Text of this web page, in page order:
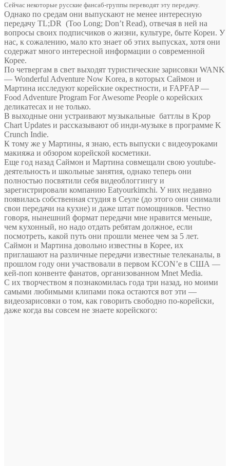
Сейчас некоторые русские фансаб-группы переводят эту передачу.
Однако по средам они выпускают не менее интересную
передачу TL;DR (Too Long; Don’t Read), отвечая в ней на
вопросы своих подписчиков о жизни, культуре, быте Кореи. У
нас, к сожалению, мало кто знает об этих выпусках, хотя они
содержат много интересной информации о современной
Корее.
По четвергам в свет выходят туристические зарисовки WANK
— Wonderful Adventure Now Korea, в которых Саймон и
Мартина исследуют корейские окрестности, и FAPFAP —
Food Adventure Program For Awesome People о корейских
деликатесах и не только.
В выходные они устраивают музыкальные баттлы в Kpop
Chart Updates и рассказывают об инди-музыке в программе K
Crunch Indie.
К тому же у Мартины, я знаю, есть выпуски с видеоуроками
макияжа и обзором корейской косметики.
Еще год назад Саймон и Мартина совмещали свою youtube-
деятельность и школьные занятия, однако теперь они
полностью посвятили себя видеоблоггингу и
зарегистрировали компанию Eatyourkimchi. У них недавно
появилась собственная студия в Сеуле (до этого они снимали
свои передачи на кухне) и даже штат помощников. Честно
говоря, нынешний формат передачи мне нравится меньше,
чем кухонный, но надо отдать ребятам должное, если
посмотреть, какой путь они прошли менее чем за 5 лет.
Саймон и Мартина довольно известны в Корее, их
приглашают на различные передачи известные телеканалы, в
прошлом году они участвовали в первом KCON’e в США —
кей-поп конвенте фанатов, организованном Mnet Media.
С их творчеством я познакомилась года три назад, но моими
самыми любимыми клипами пока остаются вот эти —
видеозарисовки о том, как говорить свободно по-корейски,
даже когда вы совсем не знаете корейского: